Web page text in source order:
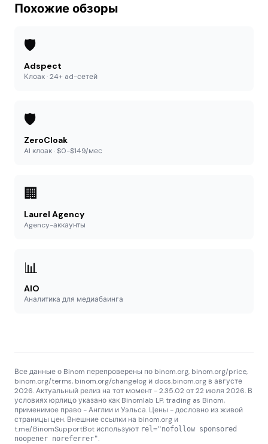
Похожие обзоры
🛡️
Adspect
Клоак · 24+ ad-сетей
🛡️
ZeroCloak
AI клоак · $0-$149/мес
🏢
Laurel Agency
Agency-аккаунты
📊
AIO
Аналитика для медиабаинга
Все данные о Binom перепроверены по binom.org, binom.org/price,
binom.org/terms, binom.org/changelog и docs.binom.org в августе
2026. Актуальный релиз на тот момент - 2.35.02 от 22 июля 2026. В
условиях юрлицо указано как Binomlab LP, trading as Binom,
применимое право - Англии и Уэльса. Цены - дословно из живой
страницы цен. Внешние ссылки на binom.org и
t.me/BinomSupportBot используют rel="nofollow sponsored
noopener noreferrer".